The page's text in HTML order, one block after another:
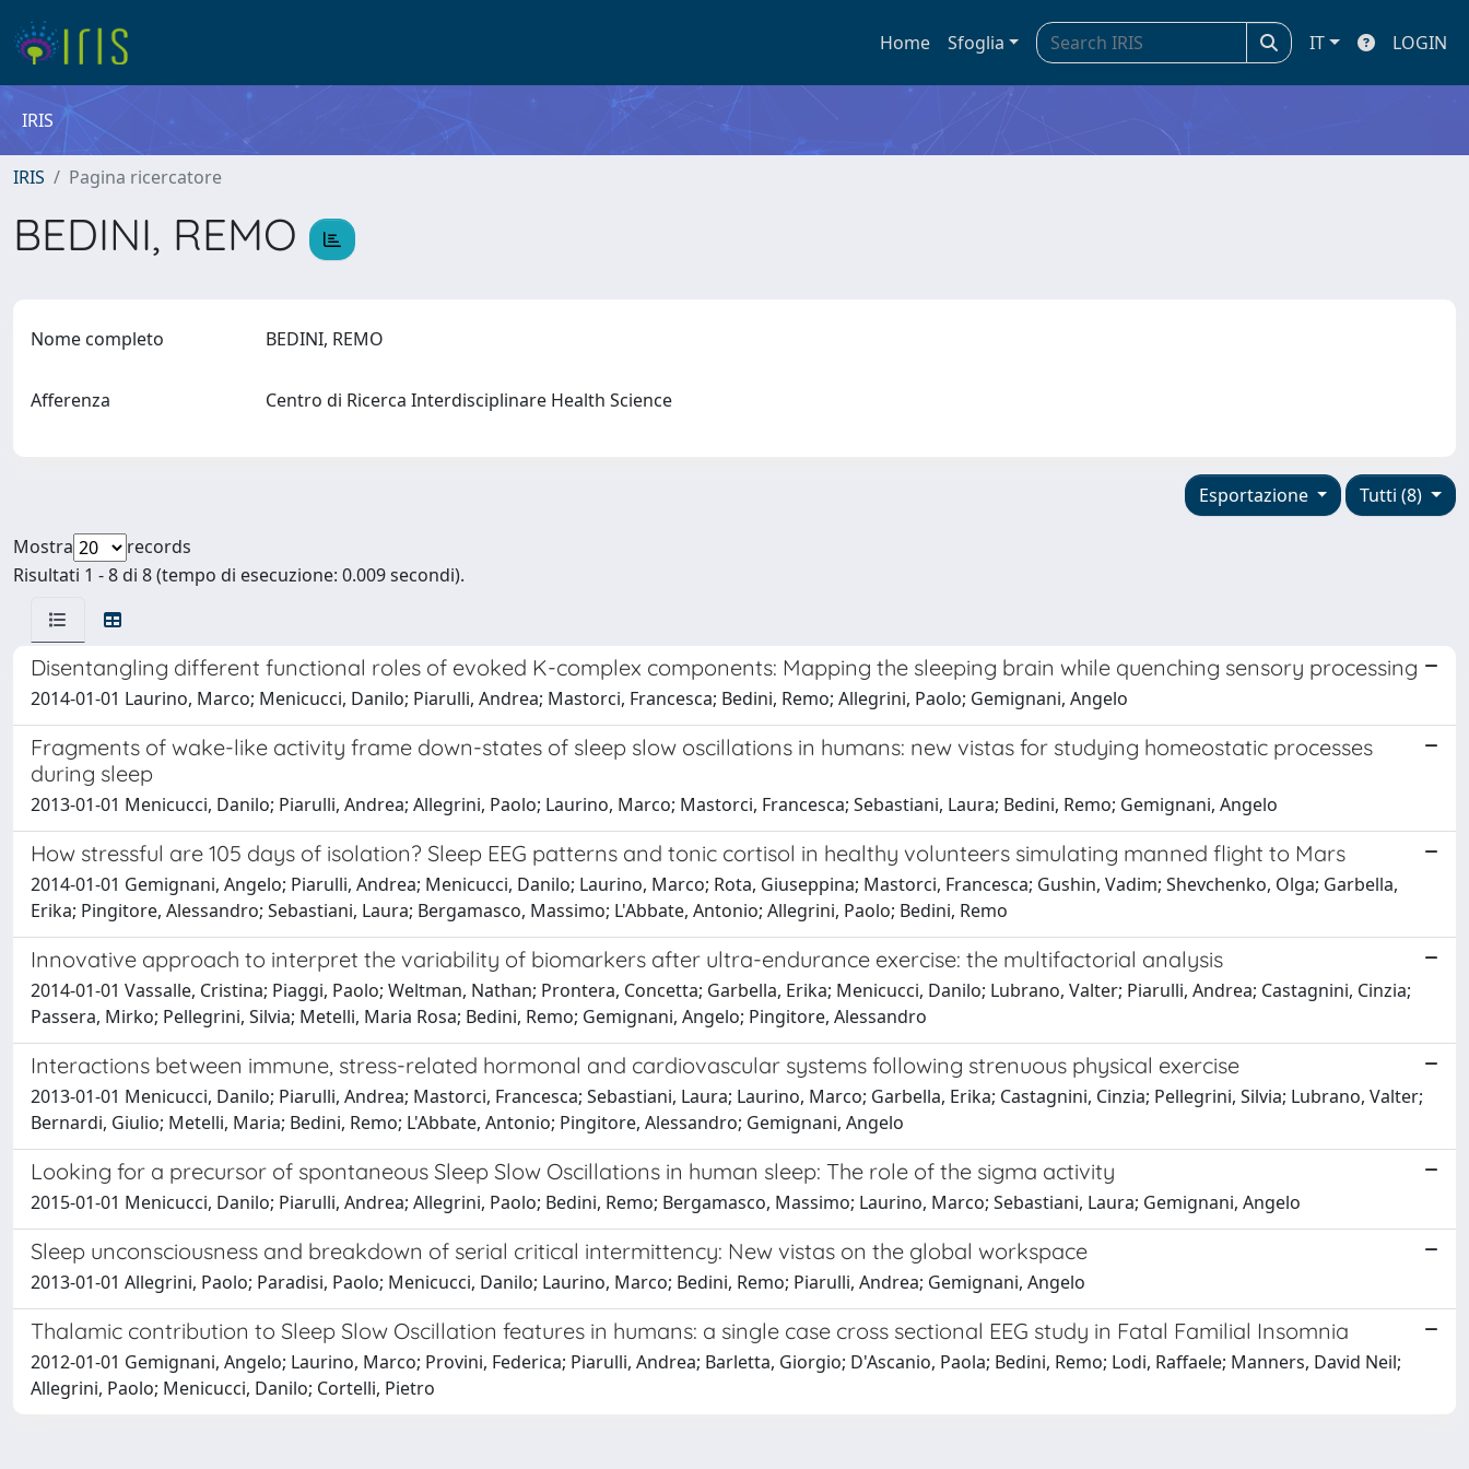
Home Sfoglia IT LOGIN
IRIS
IRIS Pagina ricercatore
BEDINI, REMO
Nome completo BEDINI, REMO
Afferenza Centro di Ricerca Interdisciplinare Health Science
Tutti (8)
Esportazione
Mostra
records
Risultati 1 - 8 di 8 (tempo di esecuzione: 0.009 secondi).
Disentangling different functional roles of evoked K-complex components: Mapping the sleeping brain while quenching sensory processing
2014-01-01 Laurino, Marco; Menicucci, Danilo; Piarulli, Andrea; Mastorci, Francesca; Bedini, Remo; Allegrini, Paolo; Gemignani, Angelo
Fragments of wake-like activity frame down-states of sleep slow oscillations in humans: new vistas for studying homeostatic processes
during sleep
2013-01-01 Menicucci, Danilo; Piarulli, Andrea; Allegrini, Paolo; Laurino, Marco; Mastorci, Francesca; Sebastiani, Laura; Bedini, Remo; Gemignani, Angelo
How stressful are 105 days of isolation? Sleep EEG patterns and tonic cortisol in healthy volunteers simulating manned flight to Mars
2014-01-01 Gemignani, Angelo; Piarulli, Andrea; Menicucci, Danilo; Laurino, Marco; Rota, Giuseppina; Mastorci, Francesca; Gushin, Vadim; Shevchenko, Olga; Garbella,
Erika; Pingitore, Alessandro; Sebastiani, Laura; Bergamasco, Massimo; L'Abbate, Antonio; Allegrini, Paolo; Bedini, Remo
Innovative approach to interpret the variability of biomarkers after ultra-endurance exercise: the multifactorial analysis
2014-01-01 Vassalle, Cristina; Piaggi, Paolo; Weltman, Nathan; Prontera, Concetta; Garbella, Erika; Menicucci, Danilo; Lubrano, Valter; Piarulli, Andrea; Castagnini, Cinzia;
Passera, Mirko; Pellegrini, Silvia; Metelli, Maria Rosa; Bedini, Remo; Gemignani, Angelo; Pingitore, Alessandro
Interactions between immune, stress-related hormonal and cardiovascular systems following strenuous physical exercise
2013-01-01 Menicucci, Danilo; Piarulli, Andrea; Mastorci, Francesca; Sebastiani, Laura; Laurino, Marco; Garbella, Erika; Castagnini, Cinzia; Pellegrini, Silvia; Lubrano, Valter;
Bernardi, Giulio; Metelli, Maria; Bedini, Remo; L'Abbate, Antonio; Pingitore, Alessandro; Gemignani, Angelo
Looking for a precursor of spontaneous Sleep Slow Oscillations in human sleep: The role of the sigma activity
2015-01-01 Menicucci, Danilo; Piarulli, Andrea; Allegrini, Paolo; Bedini, Remo; Bergamasco, Massimo; Laurino, Marco; Sebastiani, Laura; Gemignani, Angelo
Sleep unconsciousness and breakdown of serial critical intermittency: New vistas on the global workspace
2013-01-01 Allegrini, Paolo; Paradisi, Paolo; Menicucci, Danilo; Laurino, Marco; Bedini, Remo; Piarulli, Andrea; Gemignani, Angelo
Thalamic contribution to Sleep Slow Oscillation features in humans: a single case cross sectional EEG study in Fatal Familial Insomnia
2012-01-01 Gemignani, Angelo; Laurino, Marco; Provini, Federica; Piarulli, Andrea; Barletta, Giorgio; D'Ascanio, Paola; Bedini, Remo; Lodi, Raffaele; Manners, David Neil;
Allegrini, Paolo; Menicucci, Danilo; Cortelli, Pietro